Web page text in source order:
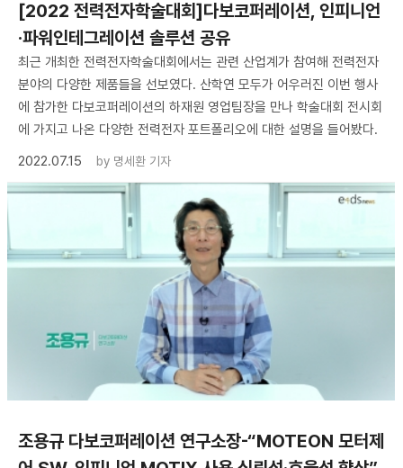
[2022 전력전자학술대회]다보코퍼레이션, 인피니언
·파워인테그레이션 솔루션 공유
최근 개최한 전력전자학술대회에서는 관련 산업계가 참여해 전력전자
분야의 다양한 제품들을 선보였다. 산학연 모두가 어우러진 이번 행사
에 참가한 다보코퍼레이션의 하재원 영업팀장을 만나 학술대회 전시회
에 가지고 나온 다양한 전력전자 포트폴리오에 대한 설명을 들어봤다.
2022.07.15
by 명세환 기자
조용규 다보코퍼레이션 연구소장-“MOTEON 모터제